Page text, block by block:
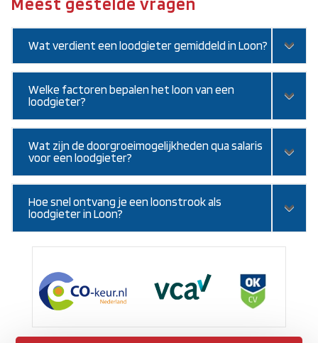
Wat verdient een loodgieter gemiddeld in Loon?
Welke factoren bepalen het loon van een
loodgieter?
Wat zijn de doorgroeimogelijkheden qua salaris
voor een loodgieter?
Hoe snel ontvang je een loonstrook als
loodgieter in Loon?